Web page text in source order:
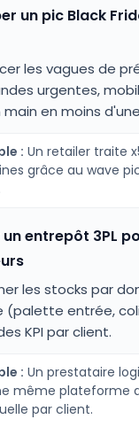
un pic Black
les vagues de
urgentes,
main en moins
: Un retailer traite
grâce au wave
entrepôt 3PL
les stocks par
entrée,
KPI par client.
: Un prestataire
même plateforme
par client.